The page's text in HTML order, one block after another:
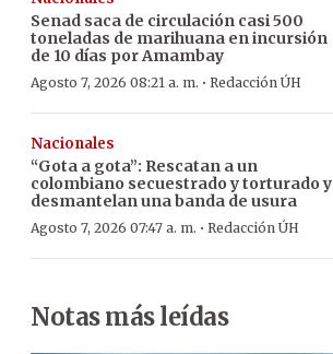
Senad saca de circulación casi 500
toneladas de marihuana en incursión
de 10 días por Amambay
Agosto 7, 2026 08:21 a. m. · Redacción ÚH
Nacionales
“Gota a gota”: Rescatan a un
colombiano secuestrado y torturado y
desmantelan una banda de usura
Agosto 7, 2026 07:47 a. m. · Redacción ÚH
Notas más leídas